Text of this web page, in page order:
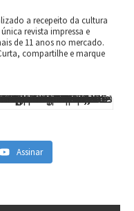
a recepeito da cultura
revista impressa e
de 11 anos no mercado.
compartilhe e marque
Assinar